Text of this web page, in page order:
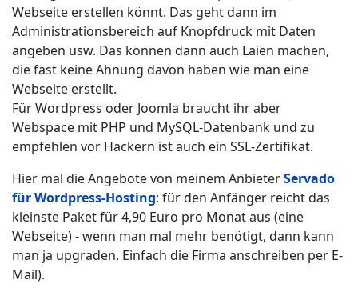
Webseite erstellen könnt. Das geht dann im
Administrationsbereich auf Knopfdruck mit Daten
angeben usw. Das können dann auch Laien machen,
die fast keine Ahnung davon haben wie man eine
Webseite erstellt.
Für Wordpress oder Joomla braucht ihr aber
Webspace mit PHP und MySQL-Datenbank und zu
empfehlen vor Hackern ist auch ein SSL-Zertifikat.
Hier mal die Angebote von meinem AnbieterServado
für Wordpress-Hosting: für den Anfänger reicht das
kleinste Paket für 4,90 Euro pro Monat aus (eine
Webseite) - wenn man mal mehr benötigt, dann kann
man ja upgraden. Einfach die Firma anschreiben per E-
Mail).